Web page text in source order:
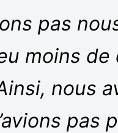
pas
moins
nous
pas